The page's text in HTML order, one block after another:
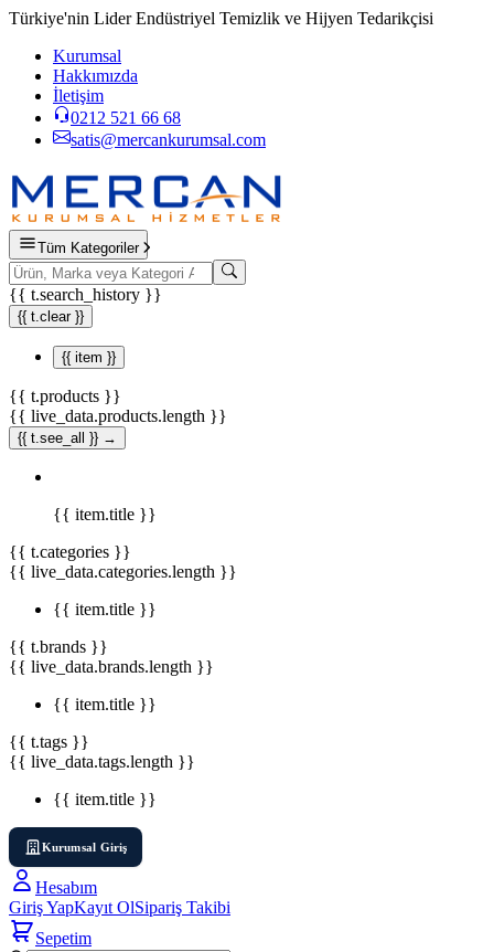
Türkiye'nin Lider Endüstriyel Temizlik ve Hijyen Tedarikçisi
Kurumsal
Hakkımızda
İletişim
0212 521 66 68
satis@mercankurumsal.com
Tüm Kategoriler
{{ t.search_history }}
{{ t.clear }}
{{ item }}
{{ t.products }}
{{ live_data.products.length }}
{{ t.see_all }} →
{{ item.title }}
{{ t.categories }}
{{ live_data.categories.length }}
{{ item.title }}
{{ t.brands }}
{{ live_data.brands.length }}
{{ item.title }}
{{ t.tags }}
{{ live_data.tags.length }}
{{ item.title }}
Kurumsal Giriş
Hesabım
Giriş YapKayıt OlSipariş Takibi
Sepetim